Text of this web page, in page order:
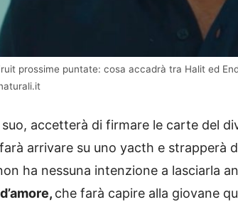
prossime puntate: cosa accadrà tra Halit ed
accetterà di firmare le carte del
arrivare su uno yacth e strapperà
ha nessuna intenzione a lasciarla
che farà capire alla giovane